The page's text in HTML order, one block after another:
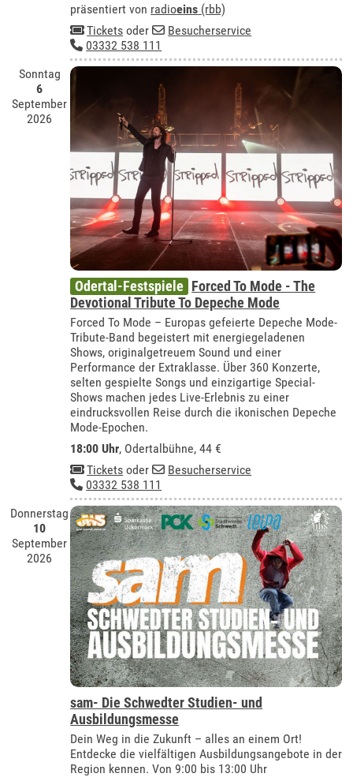
präsentiert von radioeins (rbb)
Tickets oder
Besucherservice
03332 538 111
Sonntag
6
September
2026
Odertal-Festspiele Forced To Mode - The
Devotional Tribute To Depeche Mode
Forced To Mode – Europas gefeierte Depeche Mode-
Tribute-Band begeistert mit energiegeladenen
Shows, originalgetreuem Sound und einer
Performance der Extraklasse. Über 360 Konzerte,
selten gespielte Songs und einzigartige Special-
Shows machen jedes Live-Erlebnis zu einer
eindrucksvollen Reise durch die ikonischen Depeche
Mode-Epochen.
18:00 Uhr, Odertalbühne, 44 €
Tickets oder
Besucherservice
03332 538 111
Donnerstag
10
September
2026
sam- Die Schwedter Studien- und
Ausbildungsmesse
Dein Weg in die Zukunft – alles an einem Ort!
Entdecke die vielfältigen Ausbildungsangebote in der
Region kennen. Von 9:00 bis 13:00 Uhr